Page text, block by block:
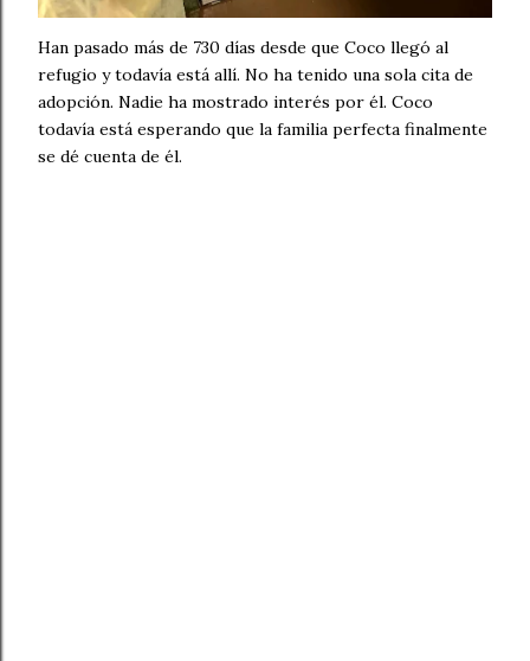
Han pasado más de 730 días desde que Coco llegó al
refugio y todavía está allí. No ha tenido una sola cita de
adopción. Nadie ha mostrado interés por él. Coco
todavía está esperando que la familia perfecta finalmente
se dé cuenta de él.